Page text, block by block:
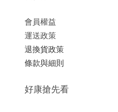
會員權益
運送政策
退換貨政策
條款與細則
好康搶先看